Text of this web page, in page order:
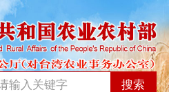
搜索